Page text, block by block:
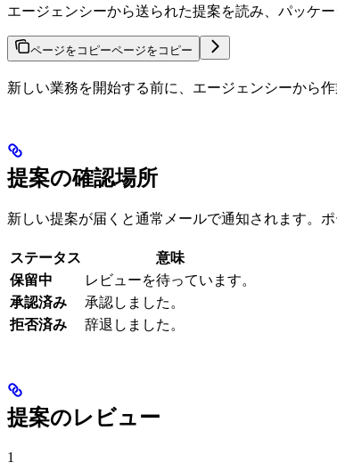
エージェンシーから送られた提案を読み、パッケ
ページをコピーページをコピー
新しい業務を開始する前に、エージェンシーから
提案の確認場所
新しい提案が届くと通常メールで通知されます。
ステータス
意味
保留中
レビューを待っています。
承認済み
承認しました。
拒否済み
辞退しました。
提案のレビュー
1